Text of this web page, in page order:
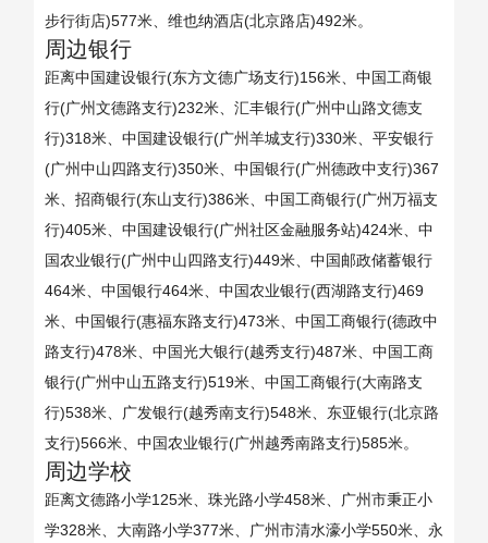
步行街店)577米、维也纳酒店(北京路店)492米。
周边银行
距离中国建设银行(东方文德广场支行)156米、中国工商银
行(广州文德路支行)232米、汇丰银行(广州中山路文德支
行)318米、中国建设银行(广州羊城支行)330米、平安银行
(广州中山四路支行)350米、中国银行(广州德政中支行)367
米、招商银行(东山支行)386米、中国工商银行(广州万福支
行)405米、中国建设银行(广州社区金融服务站)424米、中
国农业银行(广州中山四路支行)449米、中国邮政储蓄银行
464米、中国银行464米、中国农业银行(西湖路支行)469
米、中国银行(惠福东路支行)473米、中国工商银行(德政中
路支行)478米、中国光大银行(越秀支行)487米、中国工商
银行(广州中山五路支行)519米、中国工商银行(大南路支
行)538米、广发银行(越秀南支行)548米、东亚银行(北京路
支行)566米、中国农业银行(广州越秀南路支行)585米。
周边学校
距离文德路小学125米、珠光路小学458米、广州市秉正小
学328米、大南路小学377米、广州市清水濠小学550米、永